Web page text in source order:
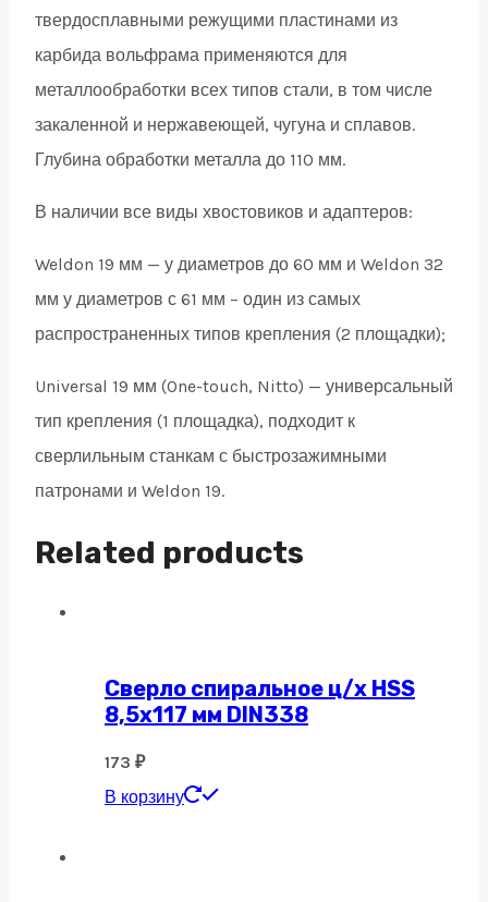
твердосплавными режущими пластинами из
карбида вольфрама применяются для
металлообработки всех типов стали, в том числе
закаленной и нержавеющей, чугуна и сплавов.
Глубина обработки металла до 110 мм.
В наличии все виды хвостовиков и адаптеров:
Weldon 19 мм — у диаметров до 60 мм и Weldon 32
мм у диаметров с 61 мм – один из самых
распространенных типов крепления (2 площадки);
Universal 19 мм (One-touch, Nitto) — универсальный
тип крепления (1 площадка), подходит к
сверлильным станкам с быстрозажимными
патронами и Weldon 19.
Related products
Сверло спиральное ц/х HSS
8,5х117 мм DIN338
173 ₽
В корзину